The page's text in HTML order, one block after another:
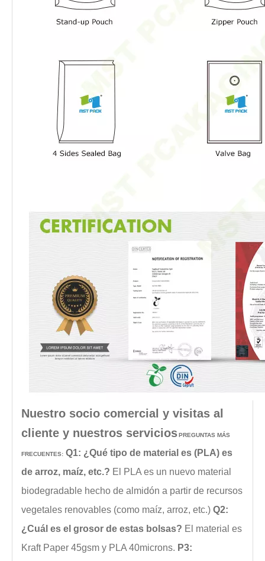
Nuestro socio comercial y visitas al
cliente y nuestros serviciosPREGUNTAS MÁS
FRECUENTES: Q1: ¿Qué tipo de material es (PLA) es
de arroz, maíz, etc.? El PLA es un nuevo material
biodegradable hecho de almidón a partir de recursos
vegetales renovables (como maíz, arroz, etc.) Q2:
¿Cuál es el grosor de estas bolsas? El material es
Kraft Paper 45gsm y PLA 40microns. P3: